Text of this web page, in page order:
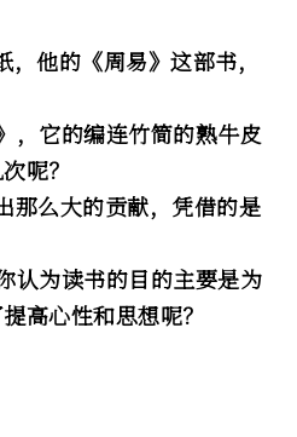
，他的《周易》这部书，
，它的编连竹简的熟牛皮
呢？
那么大的贡献，凭借的是
认为读书的目的主要是为
高心性和思想呢？